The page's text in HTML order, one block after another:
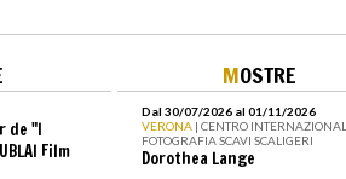
de "I
Film
MOSTRE
Dal 30/07/2026 al 01/11/2026
VERONA | CENTRO
FOTOGRAFIA SCAVI SCALIGERI
Dorothea Lange